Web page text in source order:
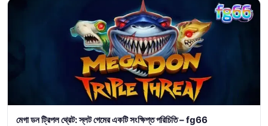
মেগা ডন ট্রিপল থ্রেট: স্লট গেমের একটি সংক্ষিপ্ত পরিচিতি – fg66